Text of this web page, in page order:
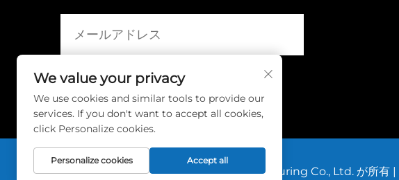
Copyright © 2025 Huadu Pallet Manufacturing Co., Ltd. が所有 |
We value your privacy
We use cookies and similar tools to provide our
services. If you don't want to accept all cookies,
click Personalize cookies.
Personalize cookies Accept all